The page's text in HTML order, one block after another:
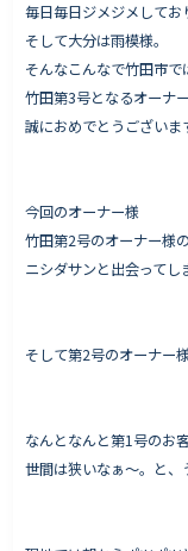
見学会／モデルハ
物件情報
オーナー様の声
完成案内
よくいただくご質問
会社情報
代表挨拶
毎日毎日ジメジメしてお
そして大分は雨模様。
そんなこんなで竹田市で
竹田第3号となるオーナ
誠におめでとうございま
今回のオーナー様
竹田第2号のオーナー様
ニシダサンと出会ってし
そして第2号のオーナー
なんとなんと第1号のお
世間は狭いなぁ〜。と、